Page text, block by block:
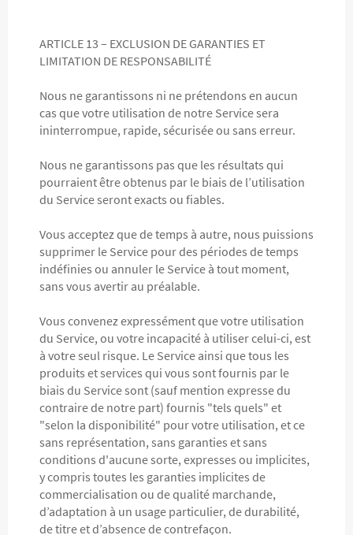
ARTICLE 13 – EXCLUSION DE GARANTIES ET
LIMITATION DE RESPONSABILITÉ
Nous ne garantissons ni ne prétendons en aucun
cas que votre utilisation de notre Service sera
ininterrompue, rapide, sécurisée ou sans erreur.
Nous ne garantissons pas que les résultats qui
pourraient être obtenus par le biais de l’utilisation
du Service seront exacts ou fiables.
Vous acceptez que de temps à autre, nous puissions
supprimer le Service pour des périodes de temps
indéfinies ou annuler le Service à tout moment,
sans vous avertir au préalable.
Vous convenez expressément que votre utilisation
du Service, ou votre incapacité à utiliser celui-ci, est
à votre seul risque. Le Service ainsi que tous les
produits et services qui vous sont fournis par le
biais du Service sont (sauf mention expresse du
contraire de notre part) fournis "tels quels" et
"selon la disponibilité" pour votre utilisation, et ce
sans représentation, sans garanties et sans
conditions d'aucune sorte, expresses ou implicites,
y compris toutes les garanties implicites de
commercialisation ou de qualité marchande,
d’adaptation à un usage particulier, de durabilité,
de titre et d’absence de contrefaçon.